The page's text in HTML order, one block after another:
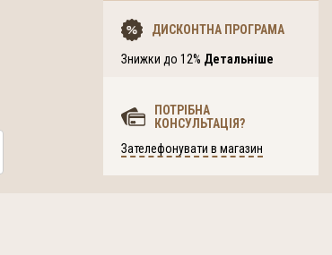
ДИСКОНТНА ПРОГРАМА
Знижки до 12% Детальніше
ПОТРІБНА
КОНСУЛЬТАЦІЯ?
Зателефонувати в магазин